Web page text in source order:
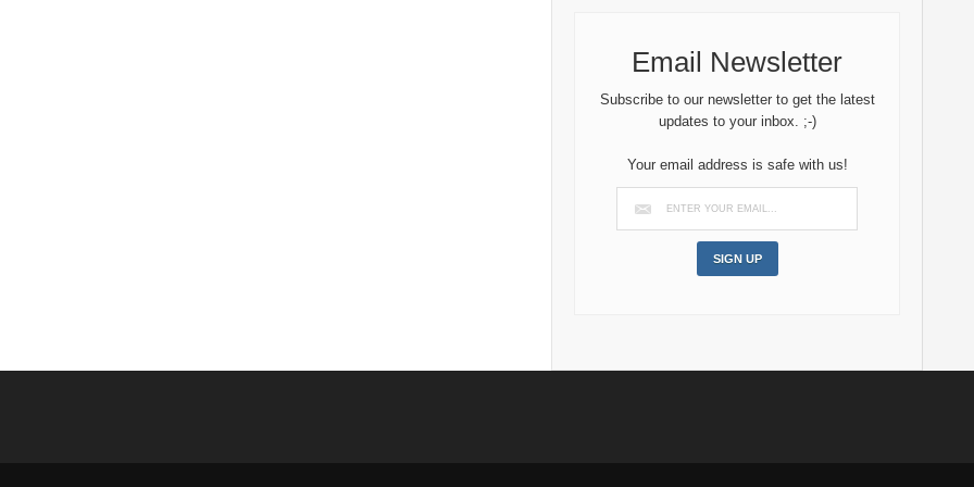
Email Newsletter
Subscribe to our newsletter to get the latest
updates to your inbox. ;-)
Your email address is safe with us!